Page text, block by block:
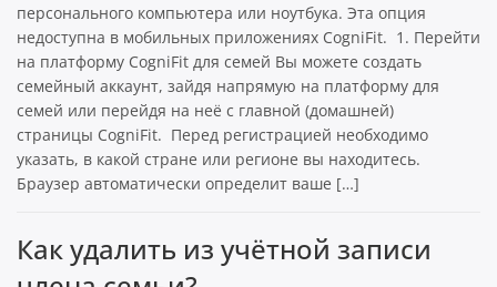
персонального компьютера или ноутбука. Эта опция
недоступна в мобильных приложениях CogniFit. 1. Перейти
на платформу CogniFit для семей Вы можете создать
семейный аккаунт, зайдя напрямую на платформу для
семей или перейдя на неё с главной (домашней)
страницы CogniFit. Перед регистрацией необходимо
указать, в какой стране или регионе вы находитесь.
Браузер автоматически определит ваше […]
Как удалить из учётной записи